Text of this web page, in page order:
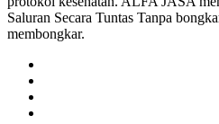
Saluran Secara Tuntas Tanpa
membongkar.